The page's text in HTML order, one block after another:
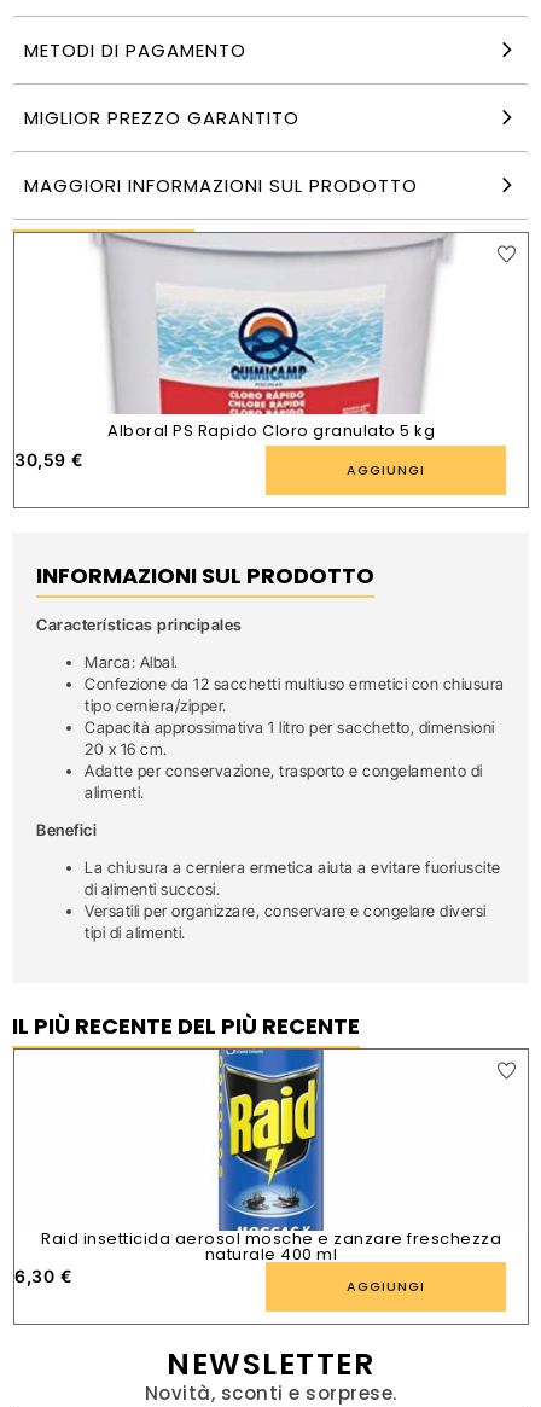
METODI DI PAGAMENTO
MIGLIOR PREZZO GARANTITO
MAGGIORI INFORMAZIONI SUL PRODOTTO
unità 20×16 cm multiuso
6,30€
AGGIUNGI
PRODOTTI SIMILI
Alboral PS Rapido Cloro granulato 5 kg
30,59 € AGGIUNGI
INFORMAZIONI SUL PRODOTTO
Características principales
Marca: Albal.
Confezione da 12 sacchetti multiuso ermetici con chiusura
tipo cerniera/zipper.
Capacità approssimativa 1 litro per sacchetto, dimensioni
20 x 16 cm.
Adatte per conservazione, trasporto e congelamento di
alimenti.
Benefici
La chiusura a cerniera ermetica aiuta a evitare fuoriuscite
di alimenti succosi.
Versatili per organizzare, conservare e congelare diversi
tipi di alimenti.
IL PIÙ RECENTE DEL PIÙ RECENTE
Raid insetticida aerosol mosche e zanzare freschezza
naturale 400 ml
6,30 € AGGIUNGI
NEWSLETTER
Novità, sconti e sorprese.